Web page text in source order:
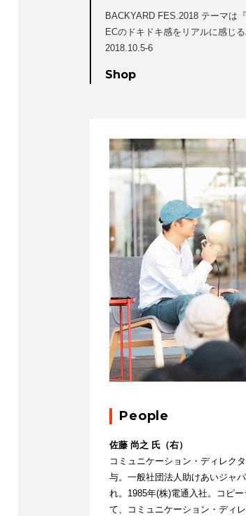
BACKYARD FES.2018 テーマは『
ECのドキドキ感をリアルに感じ
2018.10.5-6
Shop
People
佐藤 尚之 氏（右）
コミュニケーション・ディレク
与。一般社団法人助けあいジャ
れ。1985年(株)電通入社。コピ
て、コミュニケーション・ディ